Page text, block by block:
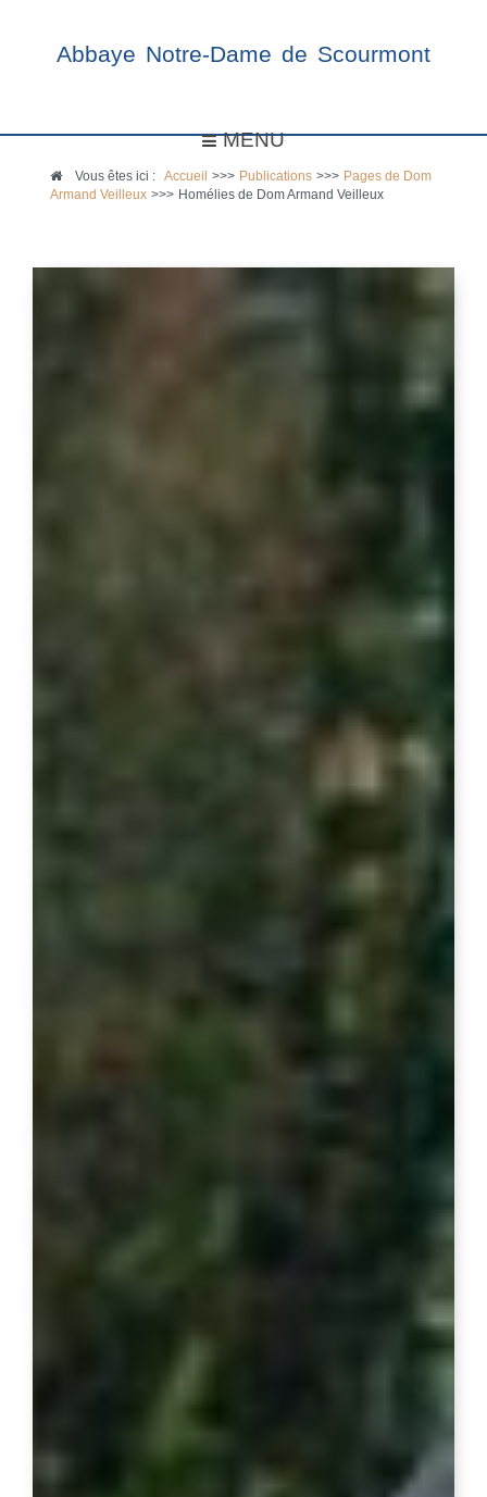
Abbaye Notre-Dame de Scourmont
MENU
Vous êtes ici :Accueil >>> Publications >>> Pages de Dom
Armand Veilleux >>> Homélies de Dom Armand Veilleux